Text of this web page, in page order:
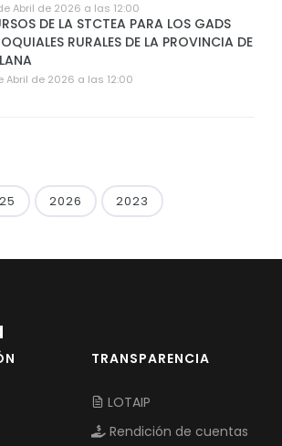
Abril de 2026 a las 12:00
DE LA STCTEA PARA LOS GADS
RURALES DE LA PROVINCIA DE
Abril de 2026 a las 12:00
2026 2023
TRANSPARENCIA
LOTAIP
Rendición de cuentas